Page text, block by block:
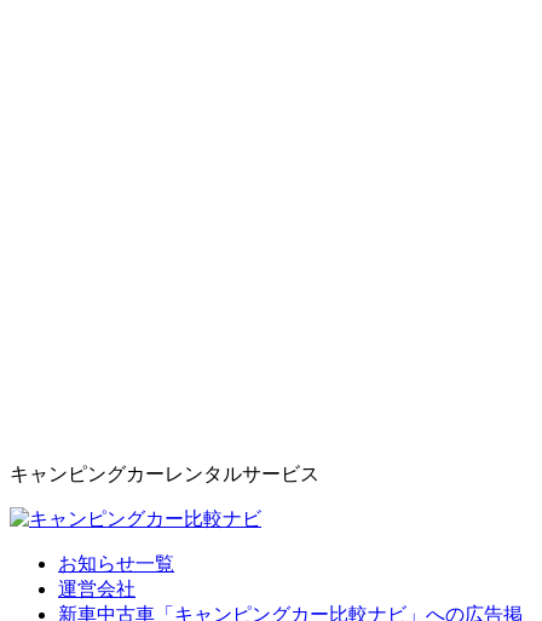
キャンピングカーレンタルサービス
お知らせ一覧
運営会社
新車中古車「キャンピングカー比較ナビ」への広告掲